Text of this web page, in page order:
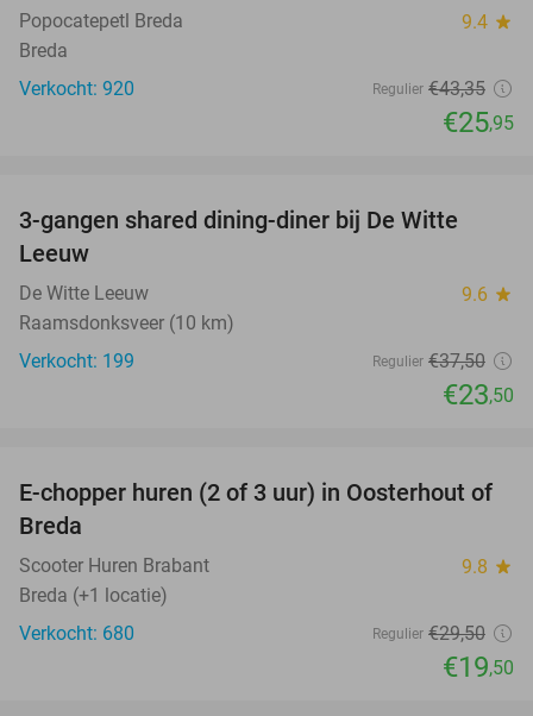
Popocatepetl Breda 9.4 star
Breda
Verkocht: 920
Regulier €43,35
€25,95
3-gangen shared dining-diner bij De Witte
Leeuw
De Witte Leeuw 9.6 star
Raamsdonksveer (10 km)
Verkocht: 199
Regulier €37,50
€23,50
34%
E-chopper huren (2 of 3 uur) in Oosterhout of
Breda
Scooter Huren Brabant 9.8 star
Breda (+1 locatie)
Verkocht: 680
Regulier €29,50
€19,50